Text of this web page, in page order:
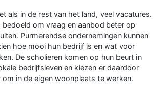
als in de rest van het land, veel vacatures.
bedoeld om vraag en aanbod beter op
Purmerendse ondernemingen kunnen
hoe mooi hun bedrijf is en wat voor
De scholieren komen op hun beurt in
bedrijfsleven en kiezen er daardoor
in de eigen woonplaats te werken.